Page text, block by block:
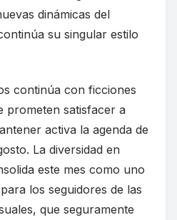
dinámicas del
su singular estilo
continúa con ficciones
prometen satisfacer a
activa la agenda de
La diversidad en
este mes como uno
los seguidores de las
que seguramente